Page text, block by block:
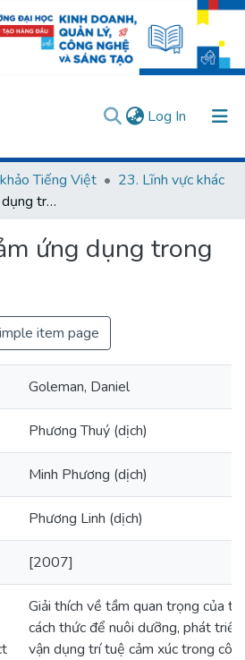
Log In (current)
Tiếng Việt
23. Lĩnh vực khác
Trí tuệ xúc cảm ứng dụng trong công việc
ứng dụng trong
item page
Goleman, Daniel
Phương Thuý (dịch)
Minh Phương (dịch)
Phương Linh (dịch)
[2007]
Giải thích về tầm quan trọng của
cách thức để nuôi dưỡng, phát
vận dụng trí tuệ cảm xúc trong